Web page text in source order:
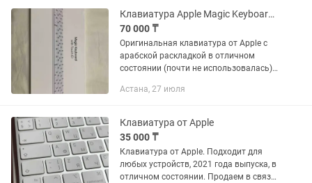
Клавиатура Apple Magic Keyboard with Touch ID
70 000 ₸
Оригинальная клавиатура от Apple с
арабской раскладкой в отличном
состоянии (почти не использовалась).
Астана, 27 июля
Клавиатура от Apple
35 000 ₸
Клавиатура от Apple. Подходит для
любых устройств, 2021 года выпуска, в
отличном состоянии. Продаем в связи